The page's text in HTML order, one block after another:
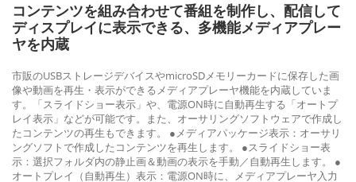
コンテンツを組み合わせて番組を制作し、配信して
ディスプレイに表示できる、多機能メディアプレー
ヤを内蔵
市販のUSBストレージデバイスやmicroSDメモリーカードに保存した画
像や動画を再生・表示ができるメディアプレーヤ機能を内蔵していま
す。「スライドショー表示」や、電源ON時に自動再生する「オートプ
レイ表示」などが可能です。また、オーサリングソフトウェアで作成し
たコンテンツの再生もできます。 ●メディアパッケージ表示：オーサリ
ングソフトで作成したコンテンツを再生します。 ●スライドショー表
示：選択フォルダ内の静止画＆動画の表示を手動／自動再生します。 ●
オートプレイ（自動再生）表示：電源ON時に、メディアプレーヤ入力